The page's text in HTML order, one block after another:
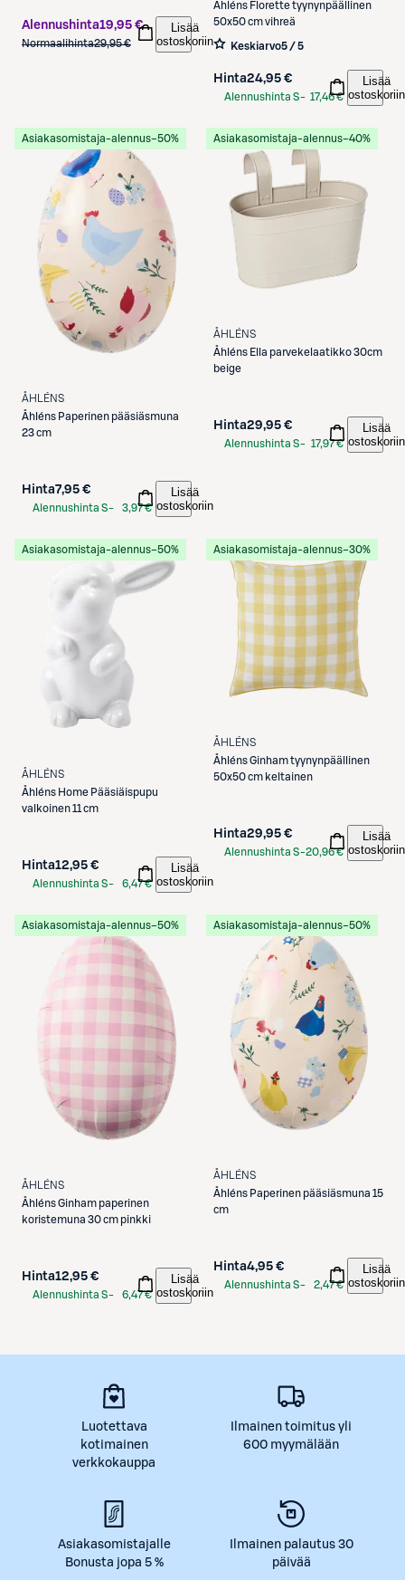
Alennushinta19,95 €
Normaalihinta29,95 €
Lisää
ostoskoriin
Åhléns Florette tyynynpäällinen
50x50 cm vihreä
Keskiarvo5 / 5
Hinta24,95 €
Alennushinta S- 17,46 €
Lisää
ostoskoriin
Asiakasomistaja-alennus−50%
ÅHLÉNS
Åhléns Paperinen pääsiäsmuna
23 cm
Hinta7,95 €
Alennushinta S-
3,97 €
Lisää
ostoskoriin
Asiakasomistaja-alennus−40%
ÅHLÉNS
Åhléns Ella parvekelaatikko 30cm
beige
Hinta29,95 €
Alennushinta S- 17,97 €
Lisää
ostoskoriin
Asiakasomistaja-alennus−50%
ÅHLÉNS
Åhléns Home Pääsiäispupu
valkoinen 11 cm
Hinta12,95 €
Alennushinta S-
6,47 €
Lisää
ostoskoriin
Asiakasomistaja-alennus−30%
ÅHLÉNS
ÅhlénsGinham tyynynpäällinen
50x50 cm keltainen
Hinta29,95 €
Alennushinta S-20,96 €
Lisää
ostoskoriin
Asiakasomistaja-alennus−50%
ÅHLÉNS
ÅhlénsGinham paperinen
koristemuna 30 cm pinkki
Hinta12,95 €
Alennushinta S-
6,47 €
Lisää
ostoskoriin
Asiakasomistaja-alennus−50%
ÅHLÉNS
Åhléns Paperinen pääsiäsmuna 15
cm
Hinta4,95 €
Alennushinta S-
2,47 €
Lisää
ostoskoriin
Luotettava
kotimainen
verkkokauppa
Ilmainen toimitus yli
600 myymälään
Asiakasomistajalle
Bonusta jopa 5 %
Ilmainen palautus 30
päivää